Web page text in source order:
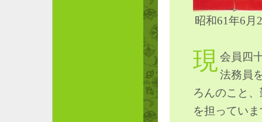
昭和61年6
現会員四
法務員
ろんのこと
を担ってい